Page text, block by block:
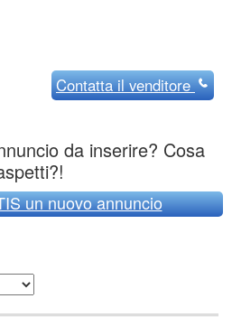
Contattail venditore
da inserire? Cosa
un nuovo annuncio